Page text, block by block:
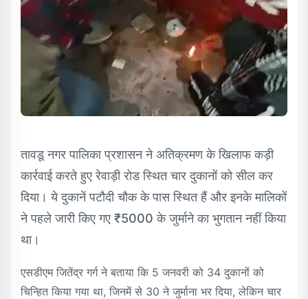
तावडू नगर पालिका प्रशासन ने अतिक्रमण के खिलाफ कड़ी
कार्रवाई करते हुए रेवाड़ी रोड स्थित चार दुकानों को सील कर
दिया। ये दुकानें पटौदी चौक के पास स्थित हैं और इनके मालिकों
ने पहले जारी किए गए ₹5000 के जुर्माने का भुगतान नहीं किया
था।
एसडीएम जितेंद्र गर्ग ने बताया कि 5 जनवरी को 34 दुकानों को
चिन्हित किया गया था, जिनमें से 30 ने जुर्माना भर दिया, लेकिन चार